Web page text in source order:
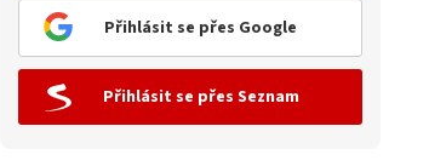
Přihlásit se přes Google
Přihlásit se přes Seznam